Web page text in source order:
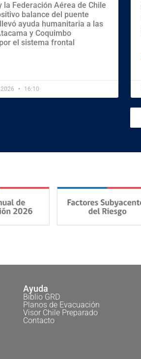
la Federación Aérea de Chile
balance del puente
ayuda humanitaria a las
y Coquimbo
el sistema frontal
16:10
Ayuda
Biblio GRD
Planos de Evacuación
Visor Chile Preparado
Contacto